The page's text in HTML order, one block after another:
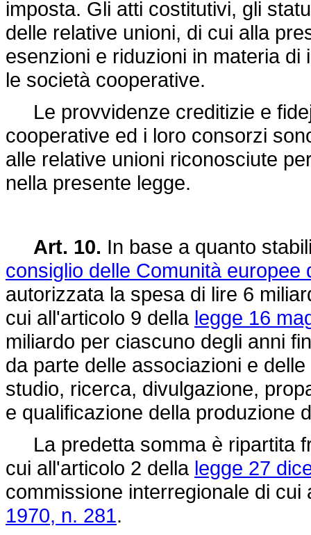
imposta. Gli atti costitutivi, gli
delle relative unioni, di cui alla
esenzioni e riduzioni in materia
le società cooperative.
Le provvidenze creditizie e
cooperative ed i loro consorzi
alle relative unioni riconosciute
nella presente legge.
Art. 10. In base a quanto
consiglio delle Comunità europee
autorizzata la spesa di lire 6
cui all'articolo 9 della legge 16
miliardo per ciascuno degli anni
da parte delle associazioni e
studio, ricerca, divulgazione,
e qualificazione della produzione
La predetta somma è ripartita
cui all'articolo 2 della legge 27
commissione interregionale di
1970, n. 281.